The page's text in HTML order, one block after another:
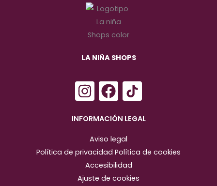
LA NIÑA SHOPS
I
n
s
a
g
r
F
a
c
e
b
o
o
INFORMACIÓN LEGAL
Aviso legal
Política de privacidad Política de cookies
Accesibilidad
Ajuste de cookies